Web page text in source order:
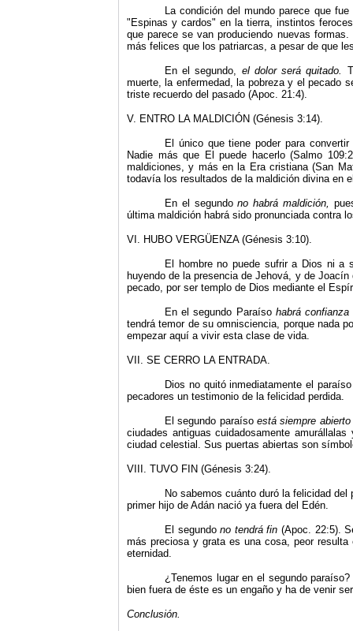
La condición del mundo parece que
"Espinas y cardos" en la tierra, instintos
que parece se van produciendo nuevas
más felices que los patriarcas, a pesar de que
En el segundo, el dolor será quitado.
muerte, la enfermedad, la pobreza y el pecado
triste recuerdo del pasado (Apoc. 21:4).
V. ENTRO LA MALDICIÓN (Génesis 3:14).
El único que tiene poder para
Nadie más que El puede hacerlo (Salmo
maldiciones, y más en la Era cristiana (San
todavía los resultados de la maldición divina en
En el segundono habrá maldición,
última maldición habrá sido pronunciada contra
VI. HUBO VERGÜENZA (Génesis 3:10).
El hombre no puede sufrir a Dios ni a
huyendo de la presencia de Jehová, y de
pecado, por ser templo de Dios mediante el
En el segundo Paraíso habrá confianza
tendrá temor de su omnisciencia, porque nada
empezar aquí a vivir esta clase de vida.
VII. SE CERRO LA ENTRADA.
Dios no quitó inmediatamente el
pecadores un testimonio de la felicidad perdida.
El segundo paraísoestá siempre
ciudades antiguas cuidadosamente
ciudad celestial. Sus puertas abiertas son
VIII. TUVO FIN (Génesis 3:24).
No sabemos cuánto duró la felicidad
primer hijo de Adán nació ya fuera del Edén.
El segundono tendrá fin (Apoc. 22:5).
más preciosa y grata es una cosa, peor
eternidad.
¿Tenemos lugar en el segundo
bien fuera de éste es un engaño y ha de venir
Conclusión.